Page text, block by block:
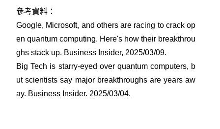
參考資料：
Google, Microsoft, and others are racing to crack op
en quantum computing. Here's how their breakthrou
ghs stack up. Business Insider, 2025/03/09.
Big Tech is starry-eyed over quantum computers, b
ut scientists say major breakthroughs are years aw
ay. Business Insider. 2025/03/04.